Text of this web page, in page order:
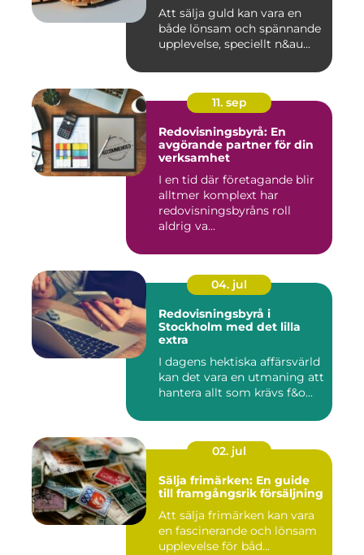
Att sälja guld kan vara en
både lönsam och spännande
upplevelse, speciellt n&au...
11. sep
Redovisningsbyrå: En
avgörande partner för din
verksamhet
I en tid där företagande blir
alltmer komplext har
redovisningsbyråns roll
aldrig va...
04. jul
Redovisningsbyrå i
Stockholm med det lilla
extra
I dagens hektiska affärsvärld
kan det vara en utmaning att
hantera allt som krävs f&o...
02. jul
Sälja frimärken: En guide
till framgångsrik försäljning
Att sälja frimärken kan vara
en fascinerande och lönsam
upplevelse för båd...